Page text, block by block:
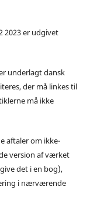
2023 er udgivet
underlagt dansk
der må linkes til
må ikke
aftaler om ikke-
version af værket
det i en bog),
i nærværende